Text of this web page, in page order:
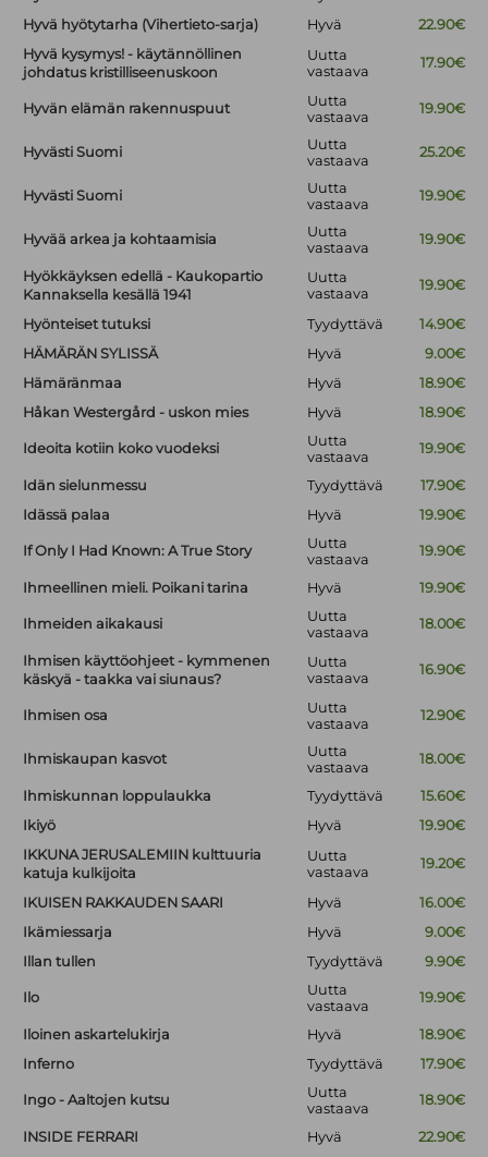
Hyvä hyötytarha (Vihertieto-sarja)
Hyvä
22.90€
Hyvä kysymys! - käytännöllinen
johdatus kristilliseenuskoon
Uutta
vastaava
17.90€
Hyvän elämän rakennuspuut
Uutta
vastaava
19.90€
Hyvästi Suomi
Uutta
vastaava
25.20€
Hyvästi Suomi
Uutta
vastaava
19.90€
Hyvää arkea ja kohtaamisia
Uutta
vastaava
19.90€
Hyökkäyksen edellä - Kaukopartio
Kannaksella kesällä 1941
Uutta
vastaava
19.90€
Hyönteiset tutuksi Tyydyttävä
14.90€
HÄMÄRÄN SYLISSÄ
Hyvä
9.00€
Hämäränmaa
Hyvä
18.90€
Håkan Westergård - uskon mies
Hyvä 18.90€
Ideoita kotiin koko vuodeksi
Uutta
vastaava
19.90€
Idän sielunmessu Tyydyttävä
17.90€
Idässä palaa
Hyvä 19.90€
If Only I Had Known: A True Story
Uutta
vastaava
19.90€
Ihmeellinen mieli. Poikani tarina Hyvä 19.90€
Ihmeiden aikakausi
Uutta
vastaava
18.00€
Ihmisen käyttöohjeet - kymmenen
käskyä - taakka vai siunaus?
Uutta
vastaava
16.90€
Ihmisen osa
Uutta
vastaava
12.90€
Ihmiskaupan kasvot
Uutta
vastaava
18.00€
Ihmiskunnan loppulaukka Tyydyttävä
15.60€
Ikiyö
Hyvä
19.90€
IKKUNA JERUSALEMIIN kulttuuria
katuja kulkijoita
Uutta
vastaava
19.20€
IKUISEN RAKKAUDEN SAARI Hyvä
16.00€
Ikämiessarja
Hyvä
9.00€
Illan tullen
Tyydyttävä 9.90€
Ilo
Uutta
vastaava
19.90€
Iloinen askartelukirja Hyvä
18.90€
Inferno
Tyydyttävä 17.90€
Ingo - Aaltojen kutsu
Uutta
vastaava
18.90€
INSIDE FERRARI Hyvä
22.90€